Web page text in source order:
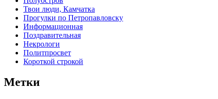
Твои люди, Камчатка
Прогулки по Петропавловску
Информационная
Поздравительная
Некрологи
Политпросвет
Короткой строкой
Метки